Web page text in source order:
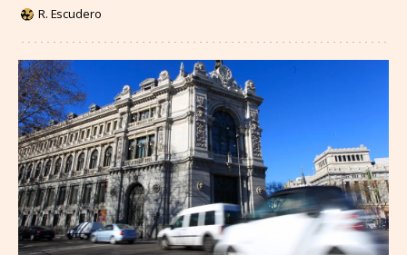
R. Escudero